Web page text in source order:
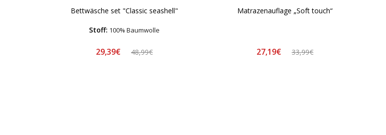
Bettwäsche set "Classic seashell"
Stoff: 100% Baumwolle
29,39€ 48,99€
Matrazenauflage „Soft touch“
27,19€ 33,99€